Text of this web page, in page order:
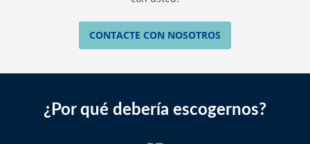
CONTACTE CON NOSOTROS
¿Por qué debería escogernos?